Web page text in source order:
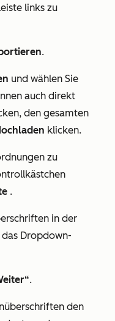
links zu
.
und wählen Sie
auch direkt
den gesamten
klicken.
zu
.
in der
das Dropdown-
.
den